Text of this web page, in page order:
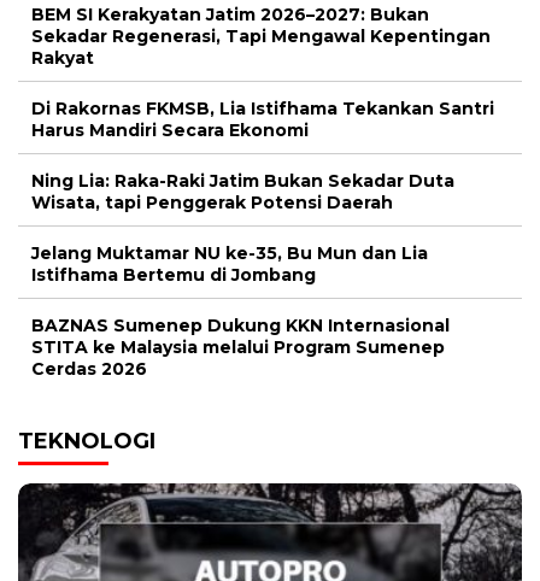
BEM SI Kerakyatan Jatim 2026–2027: Bukan
Sekadar Regenerasi, Tapi Mengawal Kepentingan
Rakyat
Di Rakornas FKMSB, Lia Istifhama Tekankan Santri
Harus Mandiri Secara Ekonomi
Ning Lia: Raka-Raki Jatim Bukan Sekadar Duta
Wisata, tapi Penggerak Potensi Daerah
Jelang Muktamar NU ke-35, Bu Mun dan Lia
Istifhama Bertemu di Jombang
BAZNAS Sumenep Dukung KKN Internasional
STITA ke Malaysia melalui Program Sumenep
Cerdas 2026
TEKNOLOGI